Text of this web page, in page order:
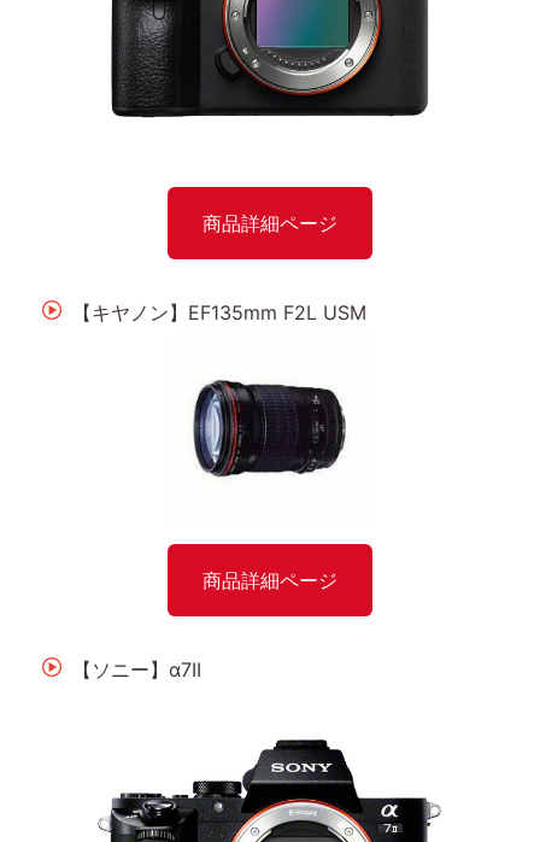
商品詳細ページ
【キヤノン】EF135mm F2L USM
商品詳細ページ
【ソニー】α7II